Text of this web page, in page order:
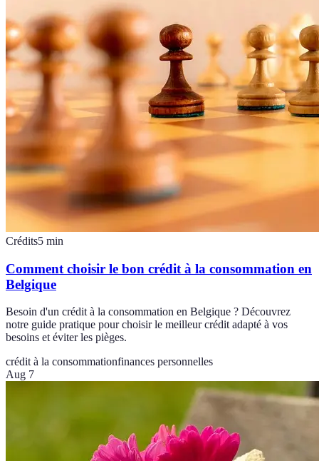
Crédits5 min
Comment choisir le bon crédit à la consommation en
Belgique
Besoin d'un crédit à la consommation en Belgique ? Découvrez
notre guide pratique pour choisir le meilleur crédit adapté à vos
besoins et éviter les pièges.
crédit à la consommationfinances personnelles
Aug 7